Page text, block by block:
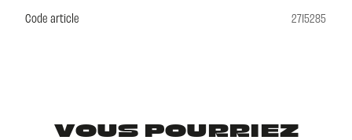
Code article
2715285
VOUS POURRIEZ